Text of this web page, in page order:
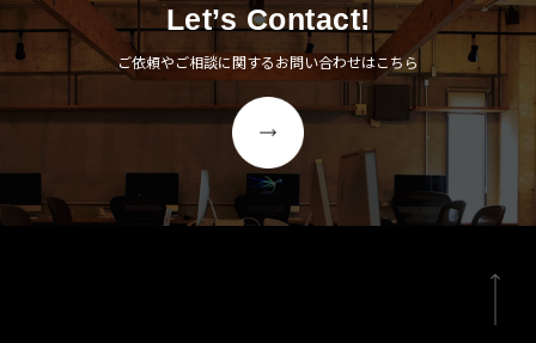
Let’s Contact!
ご依頼やご相談に関するお問い合わせはこちら